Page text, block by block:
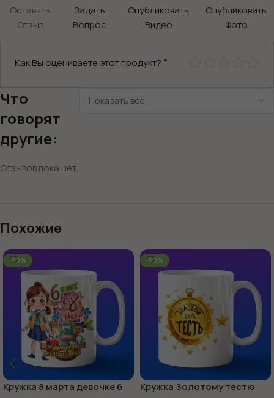
Оставить
Отзыв
Задать
Вопрос
Опубликовать
Видео
Опубликовать
Фото
Как Вы оцениваете этот продукт? *
Что
говорят
другие:
Отзывов пока нет.
Похожие
-60%
Кружка 8 марта девочке 6
-60%
Кружка Золотому тестю